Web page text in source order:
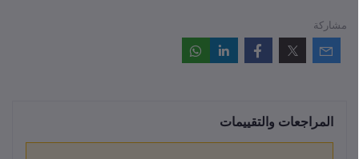
مشاركة
المراجعات والتقييمات